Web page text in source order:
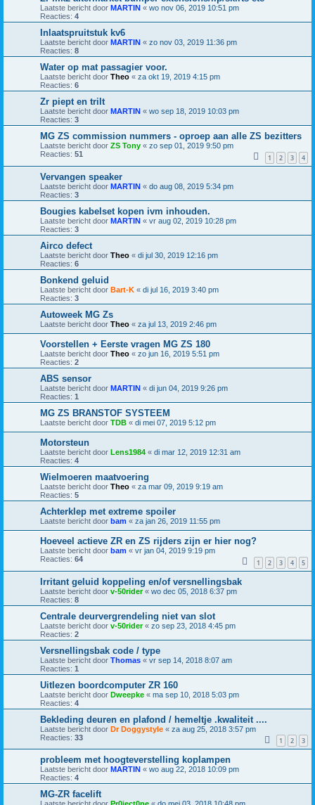
Laatste bericht door MARTIN « wo nov 06, 2019 10:51 pm
Reacties: 4
Inlaatspruitstuk kv6
Laatste bericht door MARTIN « zo nov 03, 2019 11:36 pm
Reacties: 8
Water op mat passagier voor.
Laatste bericht door Theo « za okt 19, 2019 4:15 pm
Reacties: 6
Zr piept en trilt
Laatste bericht door MARTIN « wo sep 18, 2019 10:03 pm
Reacties: 3
MG ZS commission nummers - oproep aan alle ZS bezitters
Laatste bericht door ZS Tony « zo sep 01, 2019 9:50 pm
Reacties: 51 1 2 3 4
Vervangen speaker
Laatste bericht door MARTIN « do aug 08, 2019 5:34 pm
Reacties: 3
Bougies kabelset kopen ivm inhouden.
Laatste bericht door MARTIN « vr aug 02, 2019 10:28 pm
Reacties: 3
Airco defect
Laatste bericht door Theo « di jul 30, 2019 12:16 pm
Reacties: 6
Bonkend geluid
Laatste bericht door Bart-K « di jul 16, 2019 3:40 pm
Reacties: 3
Autoweek MG Zs
Laatste bericht door Theo « za jul 13, 2019 2:46 pm
Voorstellen + Eerste vragen MG ZS 180
Laatste bericht door Theo « zo jun 16, 2019 5:51 pm
Reacties: 2
ABS sensor
Laatste bericht door MARTIN « di jun 04, 2019 9:26 pm
Reacties: 1
MG ZS BRANSTOF SYSTEEM
Laatste bericht door TDB « di mei 07, 2019 5:12 pm
Motorsteun
Laatste bericht door Lens1984 « di mar 12, 2019 12:31 am
Reacties: 4
Wielmoeren maatvoering
Laatste bericht door Theo « za mar 09, 2019 9:19 am
Reacties: 5
Achterklep met extreme spoiler
Laatste bericht door bam « za jan 26, 2019 11:55 pm
Hoeveel actieve ZR en ZS rijders zijn er hier nog?
Laatste bericht door bam « vr jan 04, 2019 9:19 pm
Reacties: 64 1 2 3 4 5
Irritant geluid koppeling en/of versnellingsbak
Laatste bericht door v-50rider« wo dec 05, 2018 6:37 pm
Reacties: 8
Centrale deurvergrendeling niet van slot
Laatste bericht door v-50rider« zo sep 23, 2018 4:45 pm
Reacties: 2
Versnellingsbak code / type
Laatste bericht door Thomas « vr sep 14, 2018 8:07 am
Reacties: 1
Uitlezen boordcomputer ZR 160
Laatste bericht door Dweepke « ma sep 10, 2018 5:03 pm
Reacties: 4
Bekleding deuren en plafond / hemeltje .kwaliteit ....
Laatste bericht door Dr Doggystyle « za aug 25, 2018 3:57 pm
Reacties: 33 1 2 3
probleem met hoogteverstelling koplampen
Laatste bericht door MARTIN « wo aug 22, 2018 10:09 pm
Reacties: 4
MG-ZR facelift